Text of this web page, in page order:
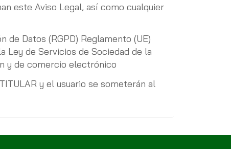
este Aviso Legal, así como cualquier
Datos (RGPD) Reglamento (UE)
Ley de Servicios de Sociedad de la
y de comercio electrónico
y el usuario se someterán al